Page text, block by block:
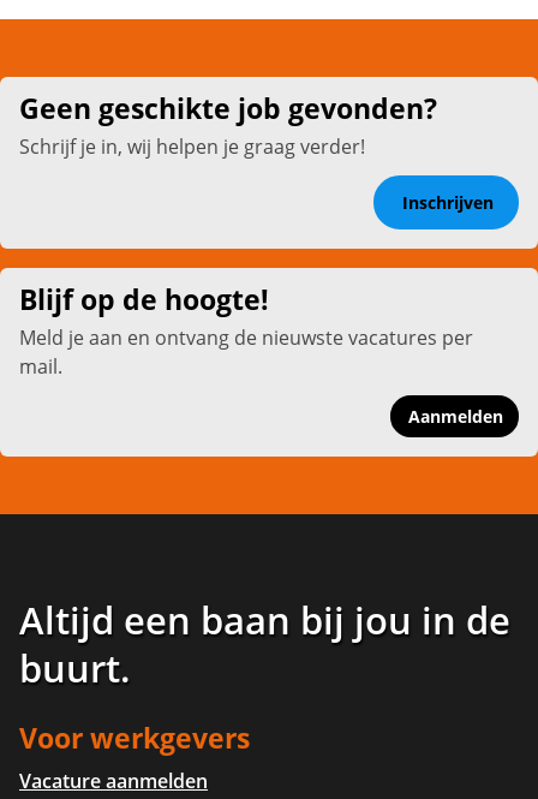
Geen geschikte job gevonden?
Schrijf je in, wij helpen je graag verder!
Inschrijven
Blijf op de hoogte!
Meld je aan en ontvang de nieuwste vacatures per
mail.
Aanmelden
Altijd een baan bij jou in de
buurt.
Voor werkgevers
Vacature aanmelden